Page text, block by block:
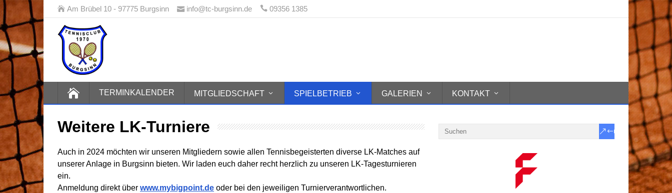
Am Brübel 10 - 97775 Burgsinn info@tc-burgsinn.de 09356 1385
TERMINKALENDER MITGLIEDSCHAFT SPIELBETRIEB GALERIEN KONTAKT
Weitere LK-Turniere
Auch in 2024 möchten wir unseren Mitgliedern sowie allen Tennisbegeisterten diverse LK-Matches auf
unserer Anlage in Burgsinn bieten. Wir laden euch daher recht herzlich zu unseren LK-Tagesturnieren
ein.
Anmeldung direkt über www.mybigpoint.de oder bei den jeweiligen Turnierverantwortlichen.